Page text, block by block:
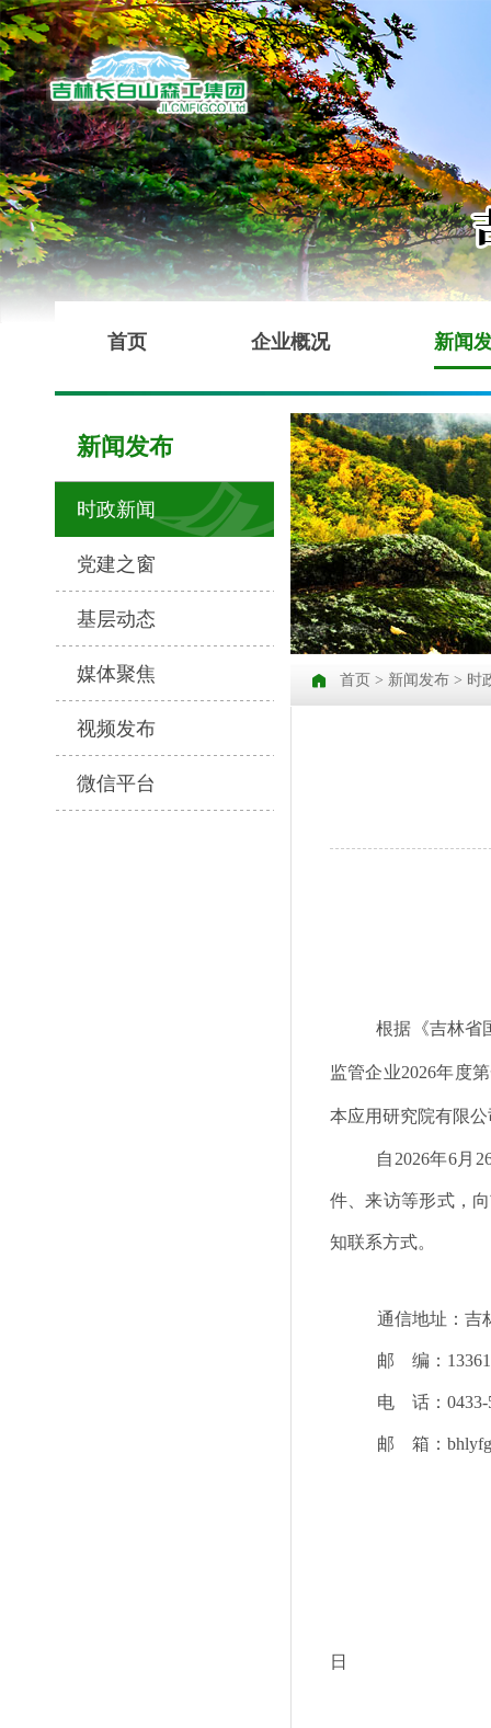
首页 企业概况 新闻
新闻发布
时政新闻
党建之窗
基层动态
媒体聚焦
视频发布
微信平台
首页 > 新闻发布 > 时
根据 《吉林省
监管企业2026年度
本应用研究院有限
自 2026年6月
件、来访等形式，向
知联系方式。
通信地址 ： 吉
邮 编：
电 话：
邮 箱：
日